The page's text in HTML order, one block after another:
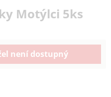
Motýlci 5ks
není dostupný